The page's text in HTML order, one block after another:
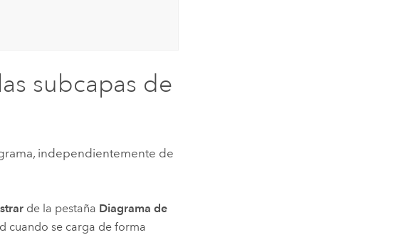
subcapas de
independientemente de
de la pestaña Diagrama de
cuando se carga de forma